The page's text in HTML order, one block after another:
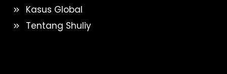
Kasus Global
Tentang Shuliy